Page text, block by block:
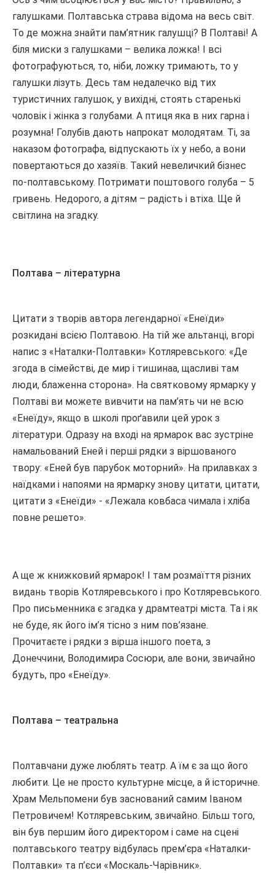
галушками. Полтавська страва відома на весь світ.
То де можна знайти пам’ятник галушці? В Полтаві! А
біля миски з галушками – велика ложка! І всі
фотографуються, то, ніби, ложку тримають, то у
галушки лізуть. Десь там недалечко від тих
туристичних галушок, у вихідні, стоять старенькі
чоловік і жінка з голубами. А птиця яка в них гарна і
розумна! Голубів дають напрокат молодятам. Ті, за
наказом фотографа, відпускають їх у небо, а вони
повертаються до хазяїв. Такий невеличкий бізнес
по-полтавському. Потримати поштового голуба – 5
гривень. Недорого, а дітям – радість і втіха. Ще й
світлина на згадку.
Полтава – літературна
Цитати з творів автора легендарної «Енеїди»
розкидані всією Полтавою. На тій же альтанці, вгорі
напис з «Наталки-Полтавки» Котляревського: «Де
згода в сімействі, де мир і тишинаа, щасливі там
люди, блаженна сторона». На святковому ярмарку у
Полтаві ви можете вивчити на пам’ять чи не всю
«Енеїду», якщо в школі проґавили цей урок з
літератури. Одразу на вході на ярмарок вас зустріне
намальований Еней і перші рядки з віршованого
твору: «Еней був парубок моторний». На прилавках з
наїдками і напоями на ярмарку знову цитати, цитати,
цитати з «Енеїди» - «Лежала ковбаса чимала і хліба
повне решето».
А ще ж книжковий ярмарок! І там розмаїття різних
видань творів Котляревського і про Котляревського.
Про письменника є згадка у драмтеатрі міста. Та і як
не буде, як його ім’я тісно з ним пов’язане.
Прочитаєте і рядки з вірша іншого поета, з
Донеччини, Володимира Сосюри, але вони, звичайно
будуть, про «Енеїду».
Полтава – театральна
Полтавчани дуже люблять театр. А їм є за що його
любити. Це не просто культурне місце, а й історичне.
Храм Мельпомени був заснований самим Іваном
Петровичем! Котляревським, звичайно. Більш того,
він був першим його директором і саме на сцені
полтавського театру відбулась прем’єра «Наталки-
Полтавки» та п’єси «Москаль-Чарівник».